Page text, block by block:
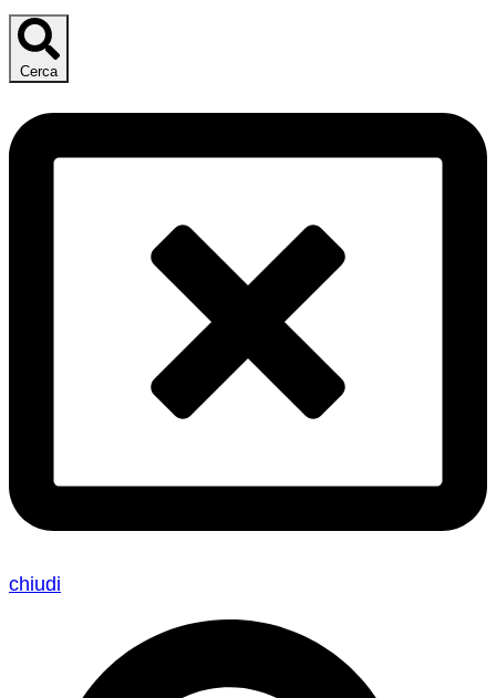
Cerca
chiudi